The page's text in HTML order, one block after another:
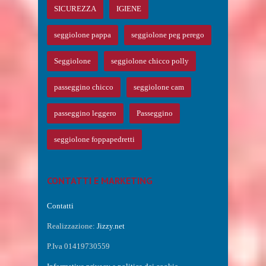
SICUREZZA IGIENE
seggiolone pappa seggiolone peg perego
Seggiolone seggiolone chicco polly
passeggino chicco seggiolone cam
passeggino leggero Passeggino
seggiolone foppapedretti
CONTATTI E MARKETING
Contatti
Realizzazione: Jizzy.net
P.Iva 01419730559